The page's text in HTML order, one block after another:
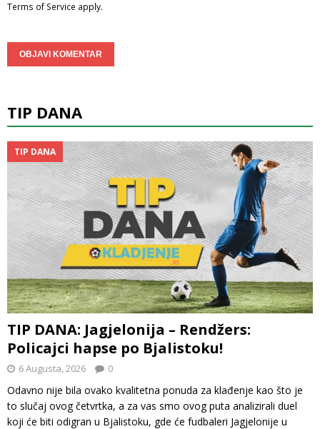
Terms of Service apply.
TIP DANA
TIP DANA
TIP DANA: Jagjelonija – Rendžers:
Policajci hapse po Bjalistoku!
6 Augusta, 2026 0
Odavno nije bila ovako kvalitetna ponuda za klađenje kao što je
to slučaj ovog četvrtka, a za vas smo ovog puta analizirali duel
koji će biti odigran u Bjalistoku, gde će fudbaleri Jagjelonije u